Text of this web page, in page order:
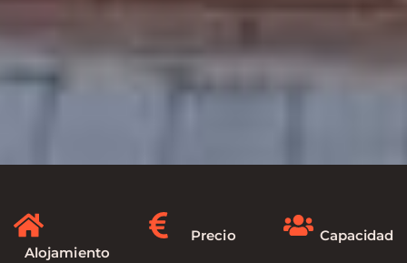
Alojamiento
Precio Capacidad